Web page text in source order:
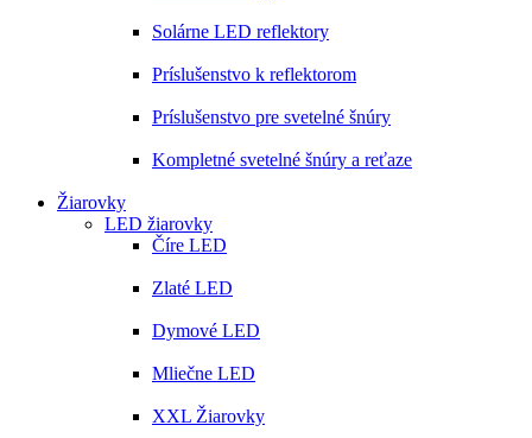
Solárne LED reflektory
Príslušenstvo k reflektorom
Príslušenstvo pre svetelné šnúry
Kompletné svetelné šnúry a reťaze
Žiarovky
LED žiarovky
Číre LED
Zlaté LED
Dymové LED
Mliečne LED
XXL Žiarovky